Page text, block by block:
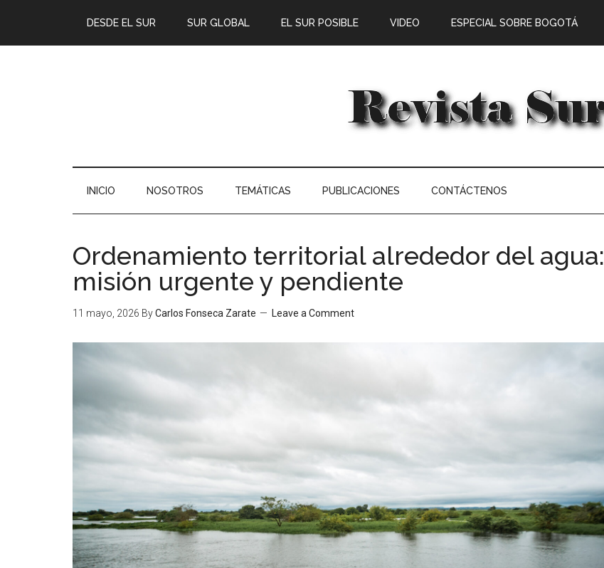
DESDE EL SUR SUR GLOBAL EL SUR POSIBLE VIDEO ESPECIAL SOBRE BOGOTÁ
INICIO NOSOTROS TEMÁTICAS PUBLICACIONES CONTÁCTENOS
Ordenamiento territorial alrededor del agua:
misión urgente y pendiente
11 mayo, 2026 ByCarlos Fonseca Zarate Leave a Comment